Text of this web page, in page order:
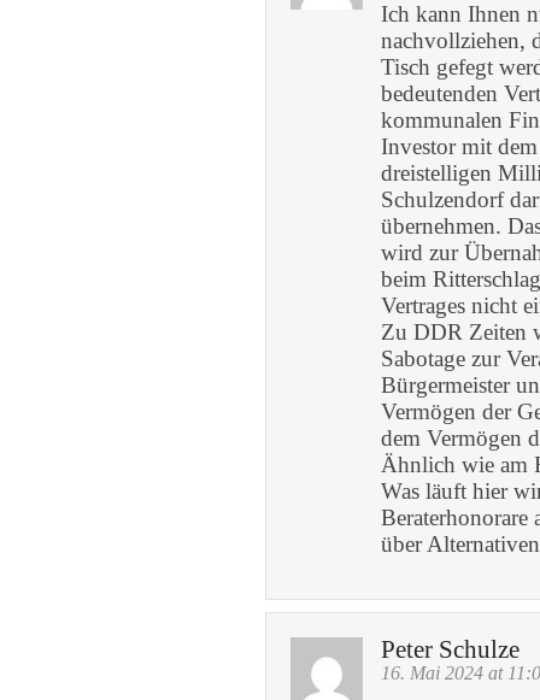
Ich kann Ihnen
nachvollziehen,
Tisch gefegt
bedeutenden
kommunalen
Investor mit
dreistelligen
Schulzendorf
übernehmen.
wird zur
beim
Vertrages nicht
Zu DDR Zeiten
Sabotage zur
Bürgermeister
Vermögen der
dem Vermögen
Ähnlich wie am
Was läuft hier
Beraterhonorare
über
Peter Schulze
16. Mai 2024 at